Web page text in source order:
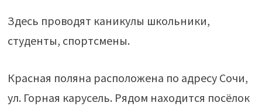
Здесь проводят каникулы школьники,
студенты, спортсмены.
Красная поляна расположена по адресу Сочи,
ул. Горная карусель. Рядом находится посёлок